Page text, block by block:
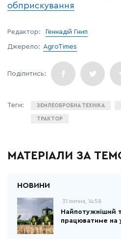
обприскування
Редактор: Геннадій Гнип
Джерело: AgroTimes
ЗЕМЛЕОБРОБНА ТЕХНІКА
ТРАКТОР
МАТЕРІАЛИ ЗА
31 липня, 14:58
Найпотужніший
працюватиме на